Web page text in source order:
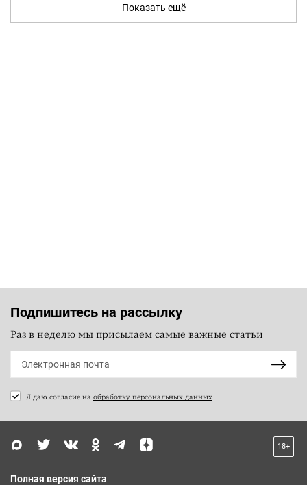
Показать ещё
Подпишитесь на рассылку
Раз в неделю мы присылаем самые важные статьи
Я даю согласие на обработку персональных данных
18+
Полная версия сайта